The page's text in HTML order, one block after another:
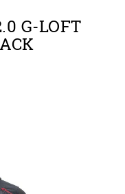
G-LOFT